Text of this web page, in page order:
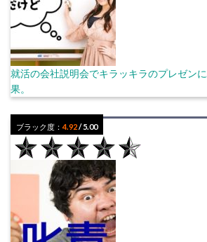
就活の会社説明会でキラッキラのプレゼン
果。
ブラック度：4.92/ 5.00